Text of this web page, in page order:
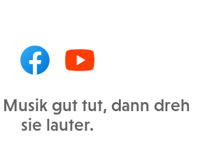
gut tut, dann dreh
sie lauter.